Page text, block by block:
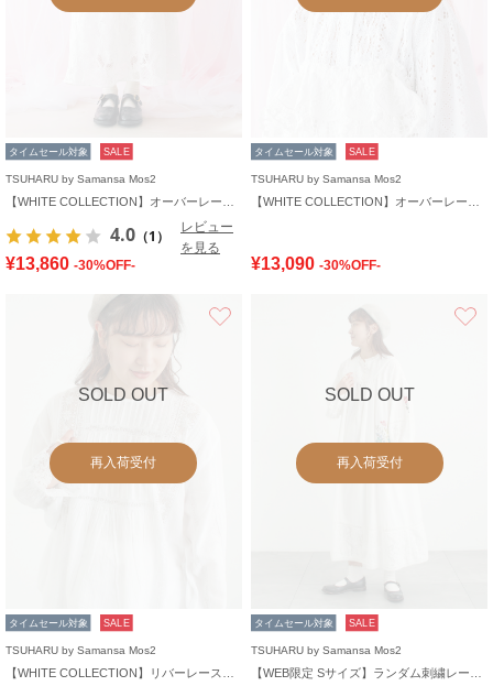
タイムセール対象 SALE
TSUHARU by Samansa Mos2
4.0 （1）
レビュー
を見る
¥13,860 -30%OFF-
タイムセール対象 SALE
TSUHARU by Samansa Mos2
¥13,090 -30%OFF-
SOLD OUT
再入荷受付
タイムセール対象 SALE
TSUHARU by Samansa Mos2
SOLD OUT
再入荷受付
タイムセール対象 SALE
TSUHARU by Samansa Mos2